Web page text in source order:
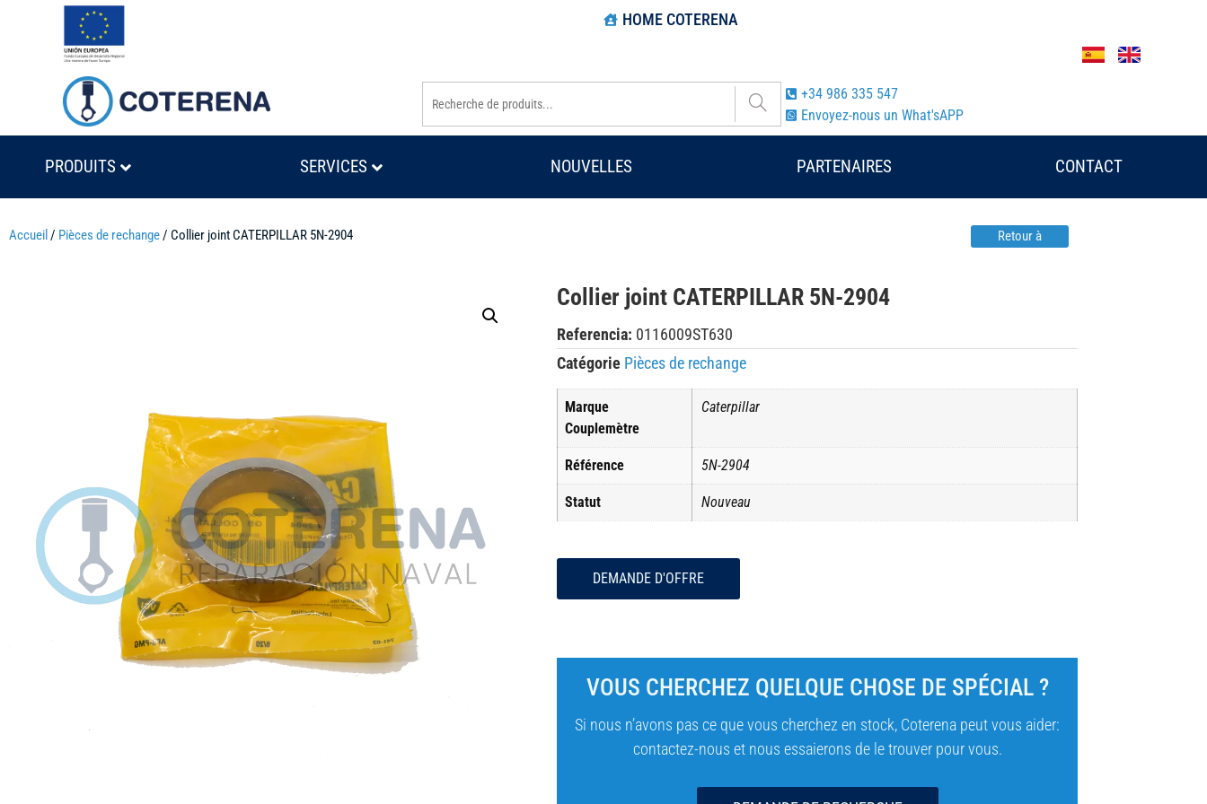
HOME COTERENA
+34 986 335 547
Envoyez-nous un What'sAPP
PRODUITS SERVICES NOUVELLES PARTENAIRES CONTACT
Accueil / Pièces de rechange/ Collier joint CATERPILLAR 5N-2904 Retour à
Collier joint CATERPILLAR 5N-2904
Referencia: 0116009ST630
Catégorie Pièces de rechange
Marque
Couplemètre
Caterpillar
Référence 5N-2904
Statut Nouveau
DEMANDE D'OFFRE
VOUS CHERCHEZ QUELQUE CHOSE DE SPÉCIAL ?
Si nous n’avons pas ce que vous cherchez en stock, Coterena peut vous aider:
contactez-nous et nous essaierons de le trouver pour vous.